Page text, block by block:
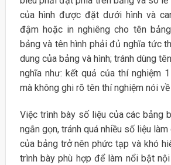
của hình được đặt dưới hình và
đậm hoặc in nghiêng cho tên
bảng và tên hình phải đủ nghĩa tức
dung của bảng và hình; tránh dùng
nghĩa như: kết quả của thí nghiệm
mà không ghi rõ tên thí nghiệm nói
Việc trình bày số liệu của các bảng
ngắn gọn, tránh quá nhiều số liệu
của bảng trở nên phức tạp và khó
trình bày phù hợp để làm nổi bật